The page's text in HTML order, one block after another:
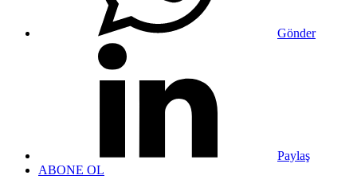
Gönder
Paylaş
ABONE OL